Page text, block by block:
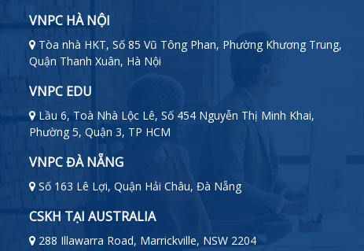
VNPC HÀ NỘI
Tòa nhà HKT, Số 85 Vũ Tông Phan, Phường Khương Trung,
Quận Thanh Xuân, Hà Nội
VNPC EDU
Lầu 6, Toà Nhà Lộc Lê, Số 454 Nguyễn Thị Minh Khai,
Phường 5, Quận 3, TP HCM
VNPC ĐÀ NẴNG
Số 163 Lê Lợi, Quận Hải Châu, Đà Nẵng
CSKH TẠI AUSTRALIA
288 Illawarra Road, Marrickville, NSW 2204